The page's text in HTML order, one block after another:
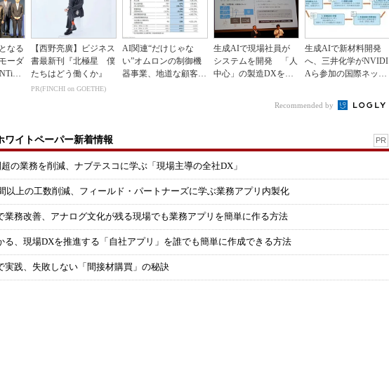
なる
ーダ
【西野亮廣】ビジネス
書最新刊『北極星 僕
たちはどう働くか』
PR(FINCHI on GOETHE)
AI関連“だけじゃな
い”オムロンの制御機
器事業、地道な顧客基
生成AIで現場社員が
システムを開発 「人
中心」の製造DXを自
生成AIで新材料開発
へ、三井化学がNVIDI
Aら参加の国際ネット
Recommended by
ワイトペーパー新着情報 PR
の業務を削減、ナブテスコに学ぶ「現場主導の全社DX」
以上の工数削減、フィールド・パートナーズに学ぶ業務アプリ内製化
業務改善、アナログ文化が残る現場でも業務アプリを簡単に作る方法
る、現場DXを推進する「自社アプリ」を誰でも簡単に作成できる方法
実践、失敗しない「間接材購買」の秘訣